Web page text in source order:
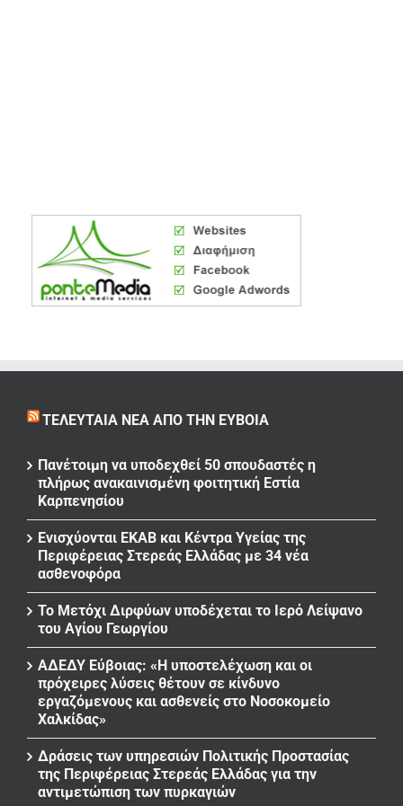
ΤΕΛΕΥΤΑΊΑ ΝΈΑ ΑΠΌ ΤΗΝ ΕΎΒΟΙΑ
Πανέτοιμη να υποδεχθεί 50 σπουδαστές η
πλήρως ανακαινισμένη φοιτητική Εστία
Καρπενησίου
Ενισχύονται ΕΚΑΒ και Κέντρα Υγείας της
Περιφέρειας Στερεάς Ελλάδας με 34 νέα
ασθενοφόρα
Το Μετόχι Διρφύων υποδέχεται το Ιερό Λείψανο
του Αγίου Γεωργίου
ΑΔΕΔΥ Εύβοιας: «Η υποστελέχωση και οι
πρόχειρες λύσεις θέτουν σε κίνδυνο
εργαζόμενους και ασθενείς στο Νοσοκομείο
Χαλκίδας»
Δράσεις των υπηρεσιών Πολιτικής Προστασίας
της Περιφέρειας Στερεάς Ελλάδας για την
αντιμετώπιση των πυρκαγιών